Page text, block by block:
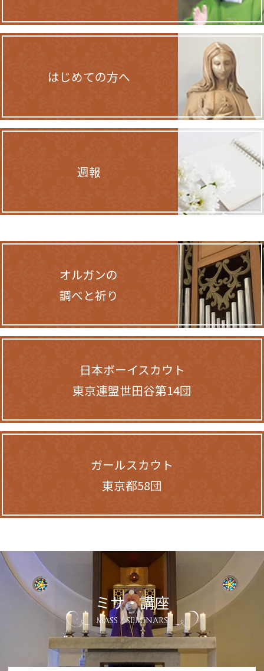
はじめての方へ
週報
オルガンの
調べと祈り
日本ボーイスカウト
東京連盟世田谷第14団
ガールスカウト
東京都58団
ミサ・講座
MASS / SEMINARS